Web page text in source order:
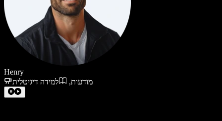
Henry
מודעות, למידה דיגיטלית